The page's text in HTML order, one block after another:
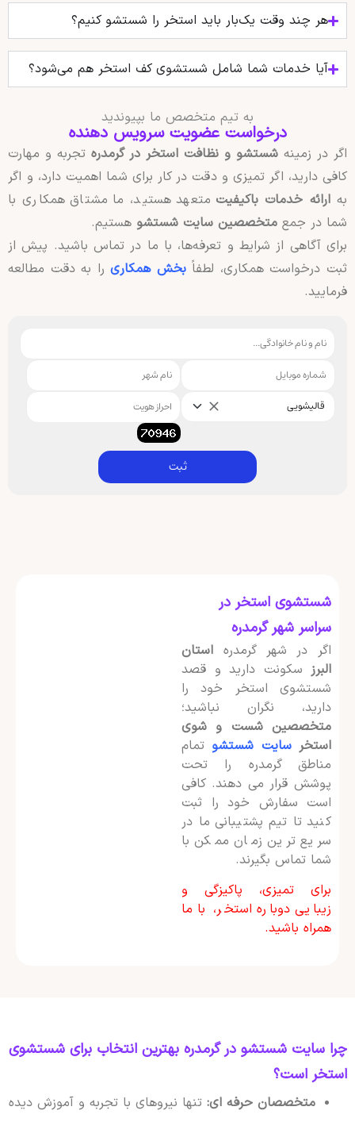
هر چند وقت یک‌بار باید استخر را شستشو کنیم؟
آیا خدمات شما شامل شستشوی کف استخر هم می‌شود؟
به تیم متخصص ما بپیوندید
درخواست عضویت سرویس دهنده
اگر در زمینه شستشو و نظافت استخر در گرمدرهتجربه و مهارت
کافی دارید، اگر تمیزی و دقت در کار برای شما اهمیت دارد، و اگر
به ارائه خدمات باکیفیتمتعهد هستید، ما مشتاق همکاری با
شما در جمع متخصصین سایت شستشوهستیم.
برای آگاهی از شرایط و تعرفه‌ها، با ما در تماس باشید. پیش از
ثبت درخواست همکاری، لطفاً بخش همکاریرا به دقت مطالعه
فرمایید.
قالیشویی
ثبت
شستشوی استخر در
سراسر شهر گرمدره
اگر در شهر گرمدره استان
البرزسکونت دارید و قصد
شستشوی استخر خود را
دارید، نگران نباشید؛
متخصصین شست و شوی
استخر سایت شستشوتمام
مناطق گرمدره را تحت
پوشش قرار می دهند. کافی
است سفارش خود را ثبت
کنید تا تیم پشتیبانی ما در
سریع ترین زمان ممکن با
شما تماس بگیرند.
برای تمیزی، پاکیزگی و
زیبایی دوباره استخر، با ما
همراه باشید.
چرا سایت شستشو در گرمدره بهترین انتخاب برای شستشوی
استخر است؟
متخصصان حرفه ای:تنها نیروهای با تجربه و آموزش دیده